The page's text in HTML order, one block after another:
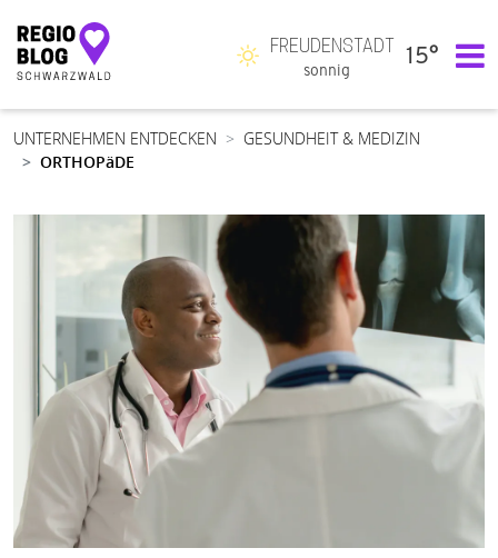
Hauptnavigation
FREUDENSTADT
sonnig
15°
UNTERNEHMEN ENTDECKEN
GESUNDHEIT & MEDIZIN
ORTHOPäDE